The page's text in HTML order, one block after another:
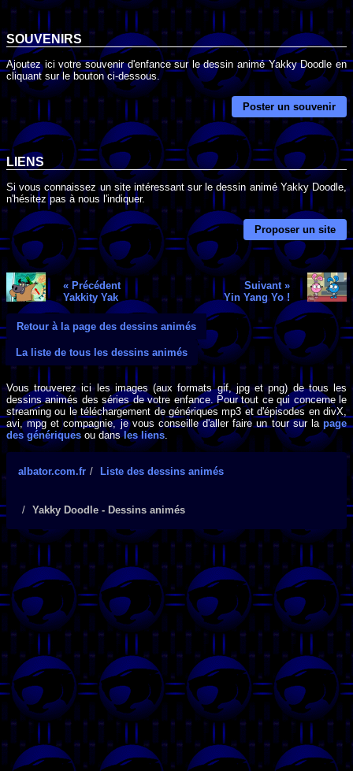
SOUVENIRS
Ajoutez ici votre souvenir d'enfance sur le dessin animé Yakky Doodle en
cliquant sur le bouton ci-dessous.
Poster un souvenir
LIENS
Si vous connaissez un site intéressant sur le dessin animé Yakky Doodle,
n'hésitez pas à nous l'indiquer.
Proposer un site
« Précédent
Yakkity Yak
Suivant »
Yin Yang Yo !
Retour à la page des dessins animés
La liste de tous les dessins animés
Vous trouverez ici les images (aux formats gif, jpg et png) de tous les
dessins animés des séries de votre enfance. Pour tout ce qui concerne le
streaming ou le téléchargement de génériques mp3 et d'épisodes en divX,
avi, mpg et compagnie, je vous conseille d'aller faire un tour sur la page
des génériques ou dansles liens.
albator.com.fr Liste des dessins animés
Yakky Doodle - Dessins animés